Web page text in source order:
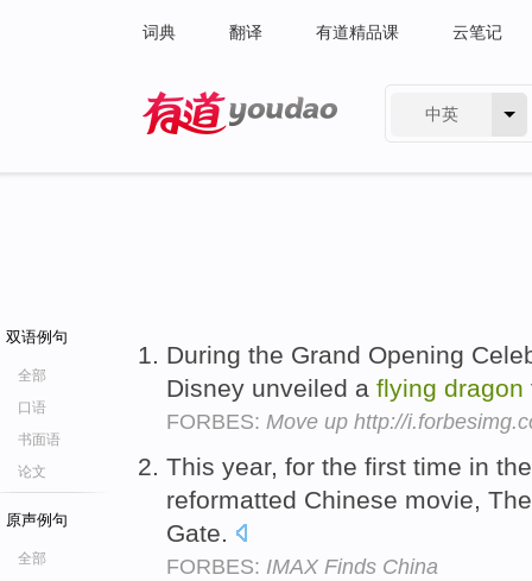
词典 翻译 有道精品课 云笔记
中英
双语例句
全部
口语
书面语
论文
原声例句
全部
During the Grand Opening
Disney unveiled a flying dragon
FORBES: Move up http://
This year, for the first time in
reformatted Chinese movie,
Gate.
FORBES: IMAX Finds China